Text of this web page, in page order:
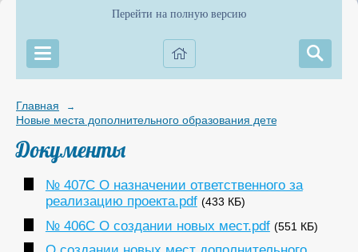
Перейти на полную версию
Главная →
Новые места дополнительного образования детей
Документы
№ 407С О назначении ответственного за
реализацию проекта.pdf (433 КБ)
№ 406С О создании новых мест.pdf (551 КБ)